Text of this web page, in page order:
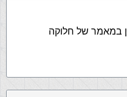
במאמר של חלוקה